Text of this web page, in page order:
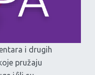
i drugih
pružaju